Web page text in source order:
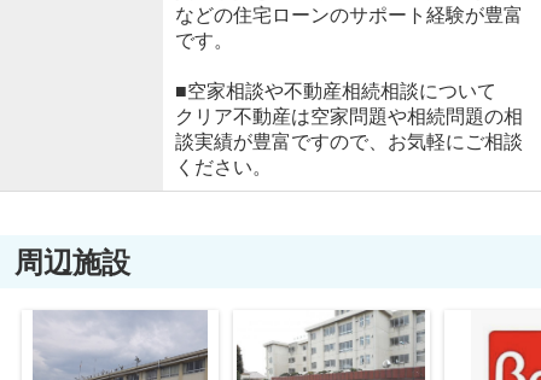
などの住宅ローンのサポート経験が豊富
です。
■空家相談や不動産相続相談について
クリア不動産は空家問題や相続問題の相
談実績が豊富ですので、お気軽にご相談
ください。
周辺施設